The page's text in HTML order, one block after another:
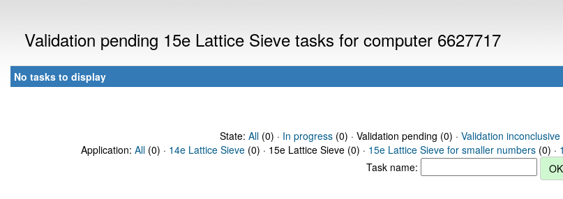
Validation pending 15e Lattice Sieve tasks for computer 6627717
No tasks to display
State: All(0) · In progress(0) · Validation pending (0) · Validation inconclusive
Application: All (0) · 14e Lattice Sieve (0) · 15e Lattice Sieve (0) · 15e Lattice Sieve for smaller numbers (0) ·
Task name: